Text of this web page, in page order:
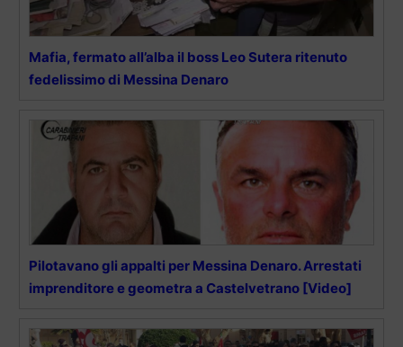
Mafia, fermato all’alba il boss Leo Sutera ritenuto
fedelissimo di Messina Denaro
Pilotavano gli appalti per Messina Denaro. Arrestati
imprenditore e geometra a Castelvetrano [Video]